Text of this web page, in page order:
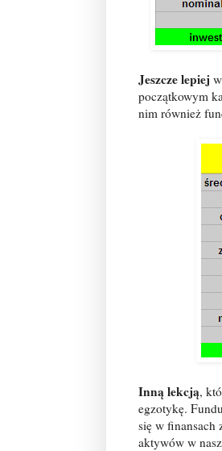
Jeszcze lepiej
początkowym
nim również
Inną lekcją,
egzotykę.
się w finansach
aktywów w